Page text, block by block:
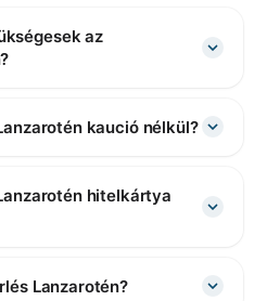
az
kaució nélkül?
hitelkártya
Lanzarotén?